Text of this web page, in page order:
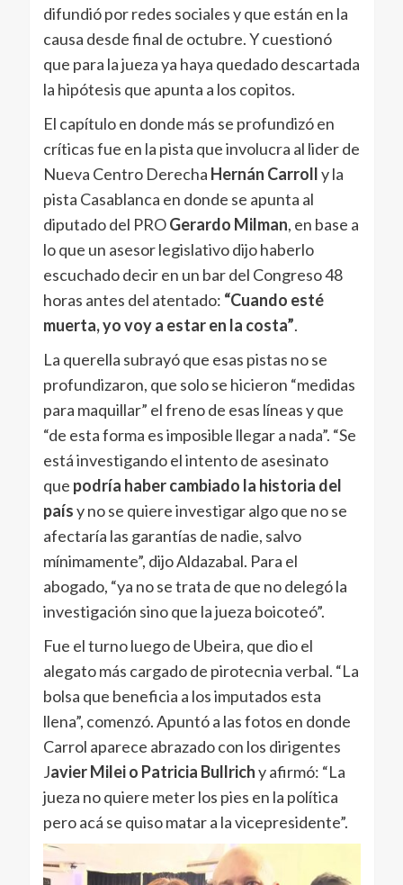
difundió por redes sociales y que están en la
causa desde final de octubre. Y cuestionó
que para la jueza ya haya quedado descartada
la hipótesis que apunta a los copitos.
El capítulo en donde más se profundizó en
críticas fue en la pista que involucra al lider de
Nueva Centro Derecha Hernán Carrolly la
pista Casablanca en donde se apunta al
diputado del PROGerardo Milman, en base a
lo que un asesor legislativo dijo haberlo
escuchado decir en un bar del Congreso 48
horas antes del atentado: “Cuando esté
muerta, yo voy a estar en la costa”.
La querella subrayó que esas pistas no se
profundizaron, que solo se hicieron “medidas
para maquillar” el freno de esas líneas y que
“de esta forma es imposible llegar a nada”. “Se
está investigando el intento de asesinato
que podría haber cambiado la historia del
paísy no se quiere investigar algo que no se
afectaría las garantías de nadie, salvo
mínimamente”, dijo Aldazabal. Para el
abogado, “ya no se trata de que no delegó la
investigación sino que la jueza boicoteó”.
Fue el turno luego de Ubeira, que dio el
alegato más cargado de pirotecnia verbal. “La
bolsa que beneficia a los imputados esta
llena”, comenzó. Apuntó a las fotos en donde
Carrol aparece abrazado con los dirigentes
Javier Milei o Patricia Bullrichy afirmó: “La
jueza no quiere meter los pies en la política
pero acá se quiso matar a la vicepresidente”.